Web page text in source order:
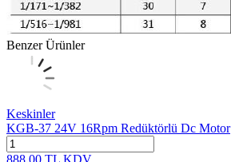
Benzer Ürünler
Keskinler
KGB-37 24V 16Rpm Redüktörlü Dc Motor
888,00 TL KDV